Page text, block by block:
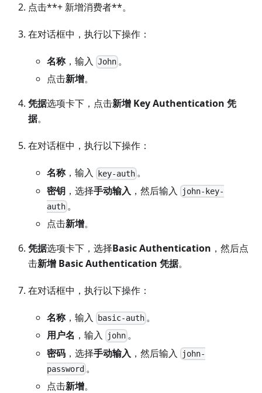
点击**+ 新增消费者**。
在对话框中，执行以下操作：
名称，输入 John 。
点击新增。
凭据选项卡下，点击新增 Key Authentication 凭
据。
在对话框中，执行以下操作：
名称，输入 key-auth 。
密钥 ，选择手动输入 ，然后输入
john-key-
auth 。
点击新增。
凭据选项卡下，选择Basic Authentication ，然后点
击新增 Basic Authentication 凭据。
在对话框中，执行以下操作：
名称，输入 basic-auth 。
用户名 ，输入 john 。
密码 ，选择手动输入 ，然后输入
john-
password 。
点击新增。